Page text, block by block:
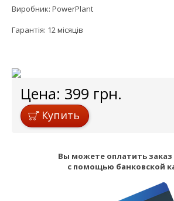
Виробник: PowerPlant
Гарантія: 12 місяців
Цена: 399 грн.
Купить
Вы можете оплатить
с помощью банковской